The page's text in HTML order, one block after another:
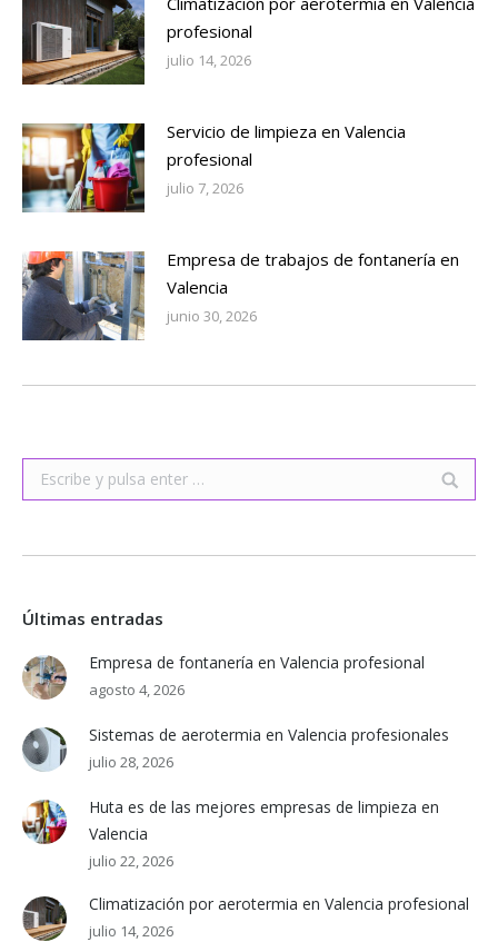
profesional
julio 14, 2026
Servicio de limpieza en Valencia
profesional
julio 7, 2026
Empresa de trabajos de fontanería en
Valencia
junio 30, 2026
Buscar:
Últimas entradas
Empresa de fontanería en Valencia profesional
agosto 4, 2026
Sistemas de aerotermia en Valencia profesionales
julio 28, 2026
Huta es de las mejores empresas de limpieza en
Valencia
julio 22, 2026
Climatización por aerotermia en Valencia profesional
julio 14, 2026